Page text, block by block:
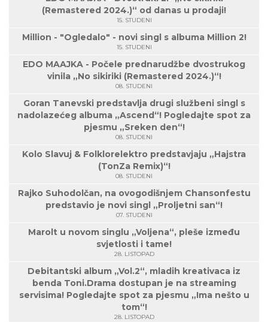
(Remastered 2024.)“ od danas u prodaji!
15. STUDENI
Million - "Ogledalo" - novi singl s albuma Million 2!
15. STUDENI
EDO MAAJKA - Počele prednarudžbe dvostrukog
vinila „No sikiriki (Remastered 2024.)“!
08. STUDENI
Goran Tanevski predstavlja drugi službeni singl s
nadolazećeg albuma „Ascend“! Pogledajte spot za
pjesmu „Sreken den“!
08. STUDENI
Kolo Slavuj & Folklorelektro predstavjaju „Hajstra
(TonZa Remix)“!
08. STUDENI
Rajko Suhodolčan, na ovogodišnjem Chansonfestu
predstavio je novi singl „Proljetni san“!
07. STUDENI
Marolt u novom singlu „Voljena“, pleše između
svjetlosti i tame!
28. LISTOPAD
Debitantski album „Vol.2“, mladih kreativaca iz
benda Toni.Drama dostupan je na streaming
servisima! Pogledajte spot za pjesmu „Ima nešto u
tom“!
28. LISTOPAD